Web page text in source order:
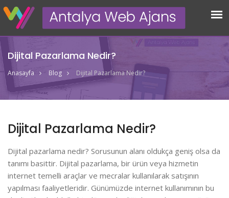
Dijital Pazarlama Nedir?
Anasayfa Blog Dijital Pazarlama Nedir?
Dijital Pazarlama Nedir?
Dijital pazarlama nedir? Sorusunun alanı oldukça geniş olsa da
tanımı basittir. Dijital pazarlama, bir ürün veya hizmetin
internet temelli araçlar ve mecralar kullanılarak satışının
yapılması faaliyetleridir. Günümüzde internet kullanımının bu